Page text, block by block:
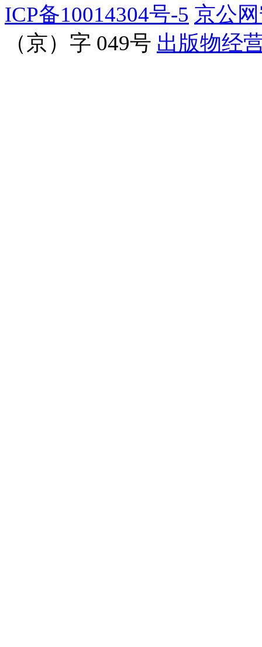
ICP备10014304号-5 京公
（京）字 049号 出版物经